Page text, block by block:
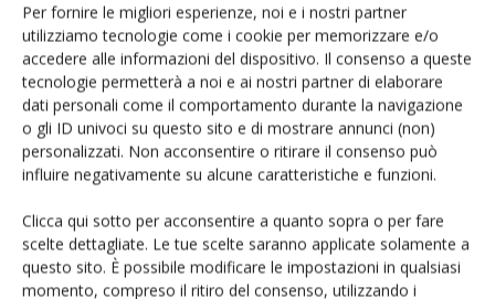
Per fornire le migliori esperienze, noi e i nostri partner
utilizziamo tecnologie come i cookie per memorizzare e/o
accedere alle informazioni del dispositivo. Il consenso a queste
tecnologie permetterà a noi e ai nostri partner di elaborare
dati personali come il comportamento durante la navigazione
o gli ID univoci su questo sito e di mostrare annunci (non)
personalizzati. Non acconsentire o ritirare il consenso può
influire negativamente su alcune caratteristiche e funzioni.
Clicca qui sotto per acconsentire a quanto sopra o per fare
scelte dettagliate. Le tue scelte saranno applicate solamente a
questo sito. È possibile modificare le impostazioni in qualsiasi
momento, compreso il ritiro del consenso, utilizzando i
TAG Alleanza delle Cooperative Italiane
Giovanni Guarneri
Ismea
latte Nomisma
Facebook Twitter
Articoli correlati